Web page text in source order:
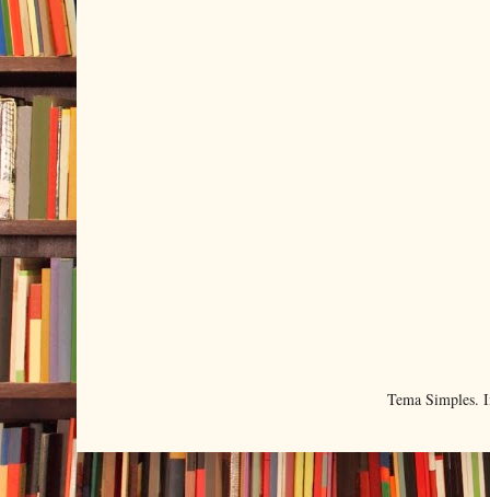
Tema Simples.